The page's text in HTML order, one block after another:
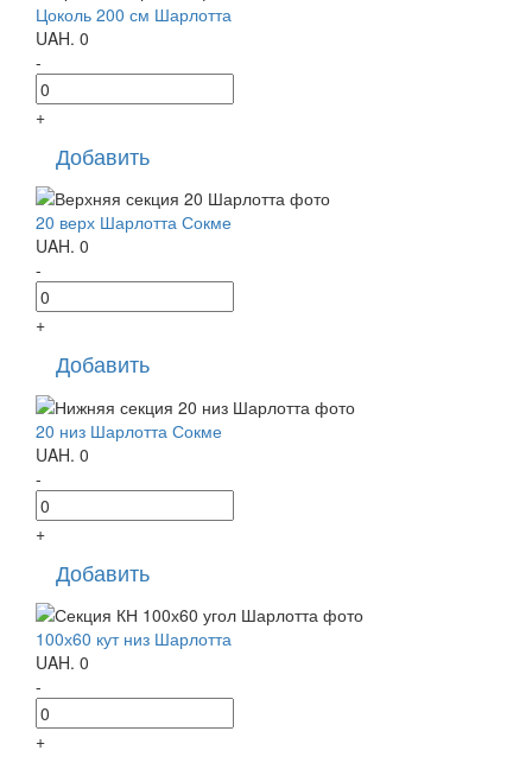
Цоколь 200 см Шарлотта
UAH. 0
-
+
Добавить
20 верх Шарлотта Сокме
UAH. 0
-
+
Добавить
20 низ Шарлотта Сокме
UAH. 0
-
+
Добавить
100х60 кут низ Шарлотта
UAH. 0
-
+